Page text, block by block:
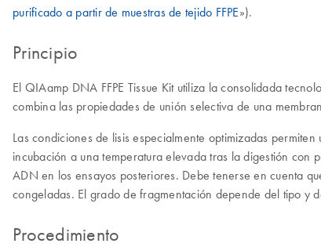
purificado a partir de muestras de tejido FFPE»).
Principio
El QIAamp DNA FFPE Tissue Kit utiliza la consolidada
combina las propiedades de unión selectiva de una
Las condiciones de lisis especialmente optimizadas
incubación a una temperatura elevada tras la digestión
ADN en los ensayos posteriores. Debe tenerse en cuenta
congeladas. El grado de fragmentación depende del tipo y
Procedimiento